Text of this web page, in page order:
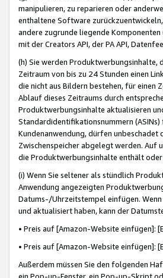
manipulieren, zu reparieren oder
enthaltene Software
andere zugrunde liegende
mit der Creators API, der PA API,
(h) Sie werden Produktwerbungsinhalte,
Zeitraum von bis zu 24 Stunden einen
die nicht aus Bildern bestehen, für einen
Ablauf dieses Zeitraums durch
Produktwerbungsinhalte aktualisieren
Standardidentifikationsnummern
Kundenanwendung, dürfen
Zwischenspeicher abgelegt werden. Auf
die Produktwerbungsinhalte enthält
(i) Wenn Sie seltener als stündlich
Anwendung angezeigten
Datums-/Uhrzeitstempel einfügen.
und aktualisiert haben, kann der
• Preis auf [Amazon-Website einfügen]:
• Preis auf [Amazon-Website einfügen]:
Außerdem müssen Sie den folgenden
ein Pop-up-Fenster, ein Pop-up-Skript